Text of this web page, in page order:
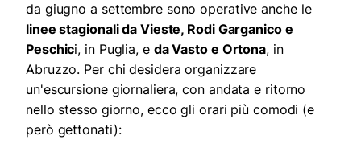
da giugno a settembre sono operative anche le
linee stagionali da Vieste, Rodi Garganico e
Peschici, in Puglia, e da Vasto e Ortona, in
Abruzzo. Per chi desidera organizzare
un'escursione giornaliera, con andata e ritorno
nello stesso giorno, ecco gli orari più comodi (e
però gettonati):